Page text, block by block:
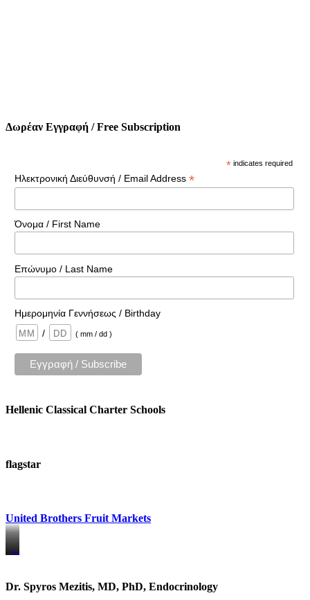
Δωρέαν Εγγραφή / Free Subscription
* indicates required
Ηλεκτρονική Διεύθυνσή / Email Address *
Όνομα / First Name
Επώνυμο / Last Name
Ημερομηνία Γεννήσεως / Birthday
/
( mm / dd )
Hellenic Classical Charter Schools
flagstar
United Brothers Fruit Markets
https://www.unitedbrothersfruitmarkets.com/
https://www.unitedbrothersfruitmarkets.com/
Dr. Spyros Mezitis, MD, PhD, Endocrinology